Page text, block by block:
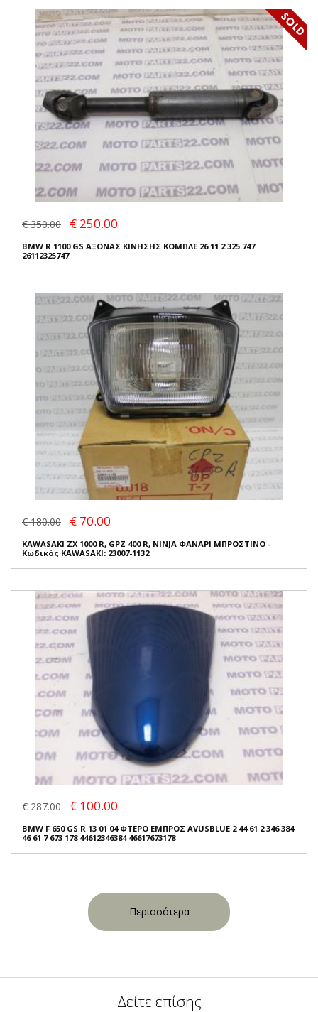
€ 350.00 € 250.00
BMW R 1100 GS ΑΞΟΝΑΣ ΚΙΝΗΣΗΣ ΚΟΜΠΛΕ 26 11 2 325 747
26112325747
€ 180.00 € 70.00
KAWASAKI ZX 1000 R, GPZ 400 R, NINJA ΦΑΝΑΡΙ ΜΠΡΟΣΤΙΝΟ -
Κωδικός KAWASAKI: 23007-1132
€ 287.00 € 100.00
BMW F 650 GS R 13 01 04 ΦΤΕΡΟ ΕΜΠΡΟΣ AVUSBLUE 2 44 61 2 346 384
46 61 7 673 178 44612346384 46617673178
Περισσότερα
Δείτε επίσης